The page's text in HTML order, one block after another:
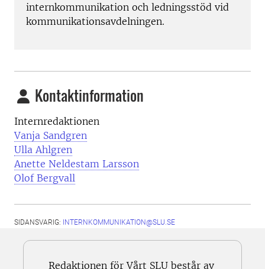
internkommunikation och ledningsstöd vid
kommunikationsavdelningen.
Kontaktinformation
Internredaktionen
Vanja Sandgren
Ulla Ahlgren
Anette Neldestam Larsson
Olof Bergvall
SIDANSVARIG: INTERNKOMMUNIKATION@SLU.SE
Redaktionen för Vårt SLU består av